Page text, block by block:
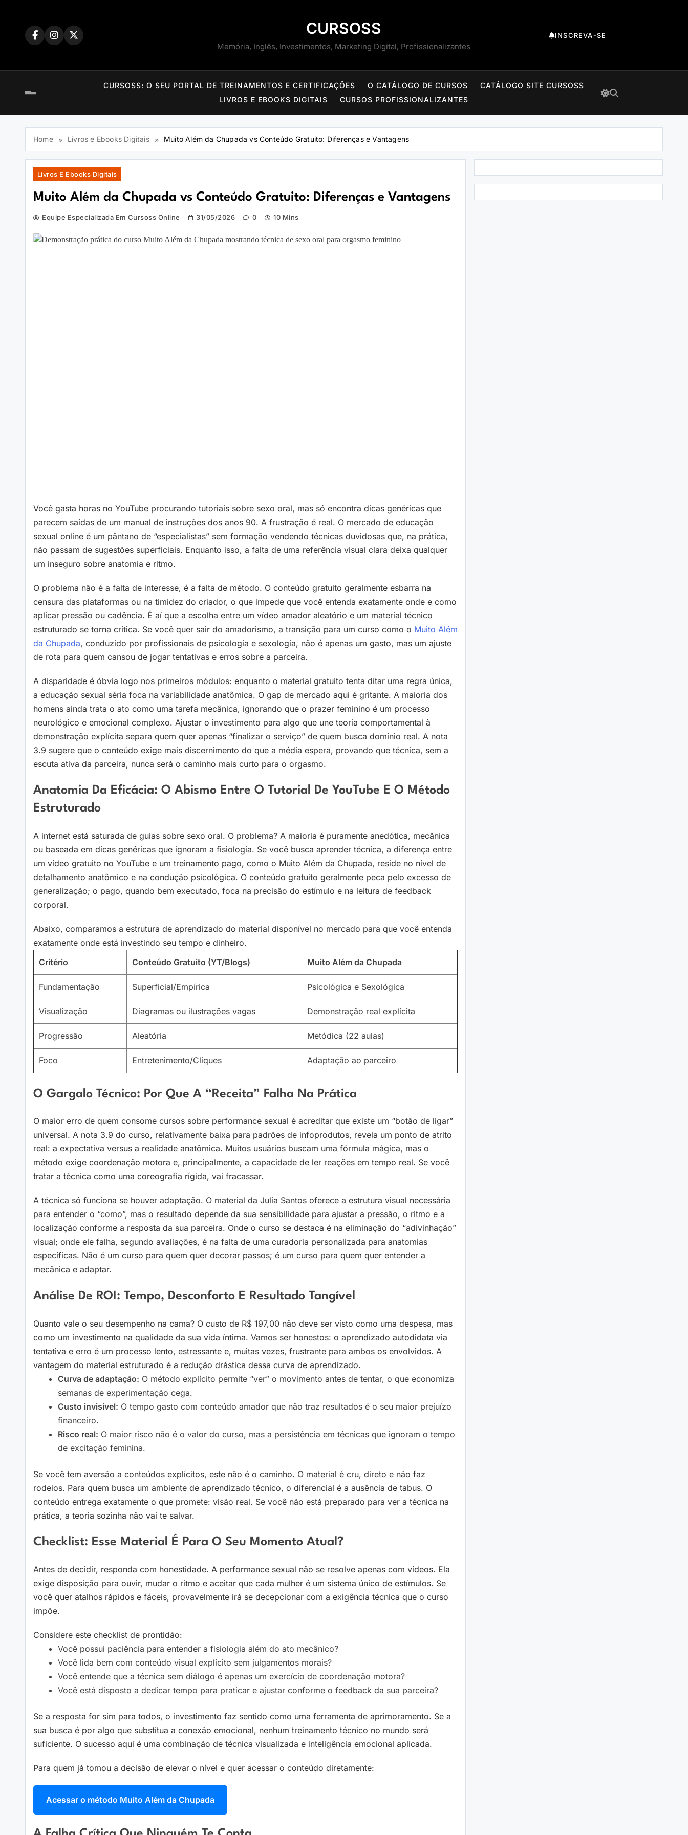
CURSOSS
Memória, Inglês, Investimentos, Marketing Digital, Profissionalizantes
INSCREVA-SE
CURSOSS: O SEU PORTAL DE TREINAMENTOS E CERTIFICAÇÕES O CATÁLOGO DE CURSOS
CATÁLOGO SITE CURSOSS
LIVROS E EBOOKS DIGITAIS
CURSOS PROFISSIONALIZANTES
Home Livros e Ebooks Digitais Muito Além da Chupada vs Conteúdo Gratuito: Diferenças e Vantagens
Livros E Ebooks Digitais
Muito Além da Chupada vs Conteúdo Gratuito: Diferenças e Vantagens
Equipe Especializada Em Cursoss Online 31/05/2026 0 10 Mins
Você gasta horas no YouTube procurando tutoriais sobre sexo oral, mas só encontra dicas genéricas que
parecem saídas de um manual de instruções dos anos 90. A frustração é real. O mercado de educação
sexual online é um pântano de “especialistas” sem formação vendendo técnicas duvidosas que, na prática,
não passam de sugestões superficiais. Enquanto isso, a falta de uma referência visual clara deixa qualquer
um inseguro sobre anatomia e ritmo.
O problema não é a falta de interesse, é a falta de método. O conteúdo gratuito geralmente esbarra na
censura das plataformas ou na timidez do criador, o que impede que você entenda exatamente onde e como
aplicar pressão ou cadência. É aí que a escolha entre um vídeo amador aleatório e um material técnico
estruturado se torna crítica. Se você quer sair do amadorismo, a transição para um curso como o Muito Além
da Chupada, conduzido por profissionais de psicologia e sexologia, não é apenas um gasto, mas um ajuste
de rota para quem cansou de jogar tentativas e erros sobre a parceira.
A disparidade é óbvia logo nos primeiros módulos: enquanto o material gratuito tenta ditar uma regra única,
a educação sexual séria foca na variabilidade anatômica. O gap de mercado aqui é gritante. A maioria dos
homens ainda trata o ato como uma tarefa mecânica, ignorando que o prazer feminino é um processo
neurológico e emocional complexo. Ajustar o investimento para algo que une teoria comportamental à
demonstração explícita separa quem quer apenas “finalizar o serviço” de quem busca domínio real. A nota
3.9 sugere que o conteúdo exige mais discernimento do que a média espera, provando que técnica, sem a
escuta ativa da parceira, nunca será o caminho mais curto para o orgasmo.
Anatomia Da Eficácia: O Abismo Entre O Tutorial De YouTube E O Método
Estruturado
A internet está saturada de guias sobre sexo oral. O problema? A maioria é puramente anedótica, mecânica
ou baseada em dicas genéricas que ignoram a fisiologia. Se você busca aprender técnica, a diferença entre
um vídeo gratuito no YouTube e um treinamento pago, como o Muito Além da Chupada, reside no nível de
detalhamento anatômico e na condução psicológica. O conteúdo gratuito geralmente peca pelo excesso de
generalização; o pago, quando bem executado, foca na precisão do estímulo e na leitura de feedback
corporal.
Abaixo, comparamos a estrutura de aprendizado do material disponível no mercado para que você entenda
exatamente onde está investindo seu tempo e dinheiro.
Critério
Conteúdo Gratuito (YT/Blogs) Muito Além da Chupada
Fundamentação Superficial/Empírica Psicológica e Sexológica
Visualização Diagramas ou ilustrações vagas Demonstração real explícita
Progressão Aleatória Metódica (22 aulas)
Foco Entretenimento/Cliques Adaptação ao parceiro
O Gargalo Técnico: Por Que A “receita” Falha Na Prática
O maior erro de quem consome cursos sobre performance sexual é acreditar que existe um “botão de ligar”
universal. A nota 3.9 do curso, relativamente baixa para padrões de infoprodutos, revela um ponto de atrito
real: a expectativa versus a realidade anatômica. Muitos usuários buscam uma fórmula mágica, mas o
método exige coordenação motora e, principalmente, a capacidade de ler reações em tempo real. Se você
tratar a técnica como uma coreografia rígida, vai fracassar.
A técnica só funciona se houver adaptação. O material da Julia Santos oferece a estrutura visual necessária
para entender o “como”, mas o resultado depende da sua sensibilidade para ajustar a pressão, o ritmo e a
localização conforme a resposta da sua parceira. Onde o curso se destaca é na eliminação do “adivinhação”
visual; onde ele falha, segundo avaliações, é na falta de uma curadoria personalizada para anatomias
específicas. Não é um curso para quem quer decorar passos; é um curso para quem quer entender a
mecânica e adaptar.
Análise De ROI: Tempo, Desconforto E Resultado Tangível
Quanto vale o seu desempenho na cama? O custo de R$ 197,00 não deve ser visto como uma despesa, mas
como um investimento na qualidade da sua vida íntima. Vamos ser honestos: o aprendizado autodidata via
tentativa e erro é um processo lento, estressante e, muitas vezes, frustrante para ambos os envolvidos. A
vantagem do material estruturado é a redução drástica dessa curva de aprendizado.
Curva de adaptação: O método explícito permite “ver” o movimento antes de tentar, o que economiza
semanas de experimentação cega.
Custo invisível: O tempo gasto com conteúdo amador que não traz resultados é o seu maior prejuízo
financeiro.
Risco real: O maior risco não é o valor do curso, mas a persistência em técnicas que ignoram o tempo
de excitação feminina.
Se você tem aversão a conteúdos explícitos, este não é o caminho. O material é cru, direto e não faz
rodeios. Para quem busca um ambiente de aprendizado técnico, o diferencial é a ausência de tabus. O
conteúdo entrega exatamente o que promete: visão real. Se você não está preparado para ver a técnica na
prática, a teoria sozinha não vai te salvar.
Checklist: Esse Material É Para O Seu Momento Atual?
Antes de decidir, responda com honestidade. A performance sexual não se resolve apenas com vídeos. Ela
exige disposição para ouvir, mudar o ritmo e aceitar que cada mulher é um sistema único de estímulos. Se
você quer atalhos rápidos e fáceis, provavelmente irá se decepcionar com a exigência técnica que o curso
impõe.
Considere este checklist de prontidão:
Você possui paciência para entender a fisiologia além do ato mecânico?
Você lida bem com conteúdo visual explícito sem julgamentos morais?
Você entende que a técnica sem diálogo é apenas um exercício de coordenação motora?
Você está disposto a dedicar tempo para praticar e ajustar conforme o feedback da sua parceira?
Se a resposta for sim para todos, o investimento faz sentido como uma ferramenta de aprimoramento. Se a
sua busca é por algo que substitua a conexão emocional, nenhum treinamento técnico no mundo será
suficiente. O sucesso aqui é uma combinação de técnica visualizada e inteligência emocional aplicada.
Para quem já tomou a decisão de elevar o nível e quer acessar o conteúdo diretamente:
Acessar o método Muito Além da Chupada